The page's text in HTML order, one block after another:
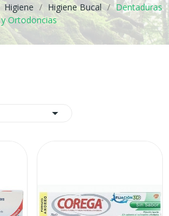
Higiene Higiene Bucal
Dentaduras
y Ortodoncias
